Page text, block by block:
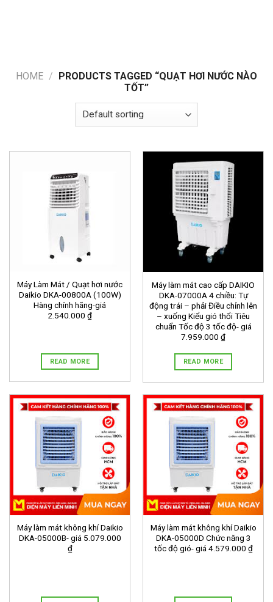
HOME / PRODUCTS TAGGED “QUẠT HƠI NƯỚC NÀO
TỐT”
Máy Làm Mát / Quạt hơi nước
Daikio DKA-00800A (100W)
Hàng chính hãng-giá
2.540.000 ₫
READ MORE
Máy làm mát cao cấp DAIKIO
DKA-07000A 4 chiều: Tự
động trái – phải Điều chỉnh lên
– xuống Kiểu gió thổi Tiêu
chuẩn Tốc độ 3 tốc độ- giá
7.959.000 ₫
READ MORE
Máy làm mát không khí Daikio
DKA-05000B- giá 5.079.000
₫
Máy làm mát không khí Daikio
DKA-05000D Chức năng 3
tốc độ gió- giá 4.579.000 ₫